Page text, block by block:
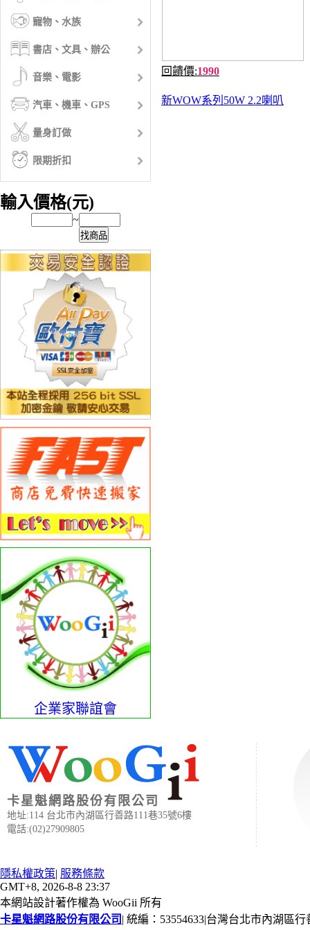
寵物、水族
書店、文具、辦公
音樂、電影
汽車、機車、GPS
量身訂做
限期折扣
輸入價格(元)
~
找商品
企業家聯誼會
回饋價:1990
新WOW系列50W 2.2喇叭
卡星魁網路股份有限公司
地址:114 台北市內湖區行善路111巷35號6樓
電話:(02)27909805
隱私權政策| 服務條款
GMT+8, 2026-8-8 23:37
本網站設計著作權為 WooGii 所有
卡星魁網路股份有限公司 | 統編：53554633|台灣台北市內湖區行